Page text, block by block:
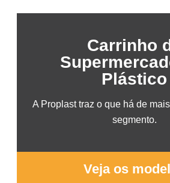
Carrinho
Plástico
A Proplast traz o que há de
segmento.
Veja os